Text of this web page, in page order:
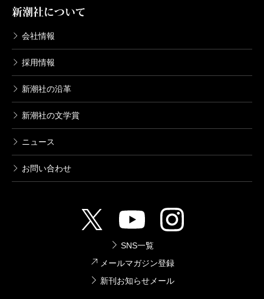
新潮社について
会社情報
採用情報
新潮社の沿革
新潮社の文学賞
ニュース
お問い合わせ
SNS一覧
メールマガジン登録
新刊お知らせメール